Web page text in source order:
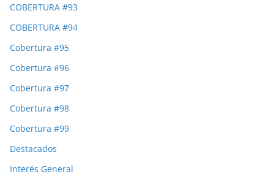
COBERTURA #93
COBERTURA #94
Cobertura #95
Cobertura #96
Cobertura #97
Cobertura #98
Cobertura #99
Destacados
Interés General